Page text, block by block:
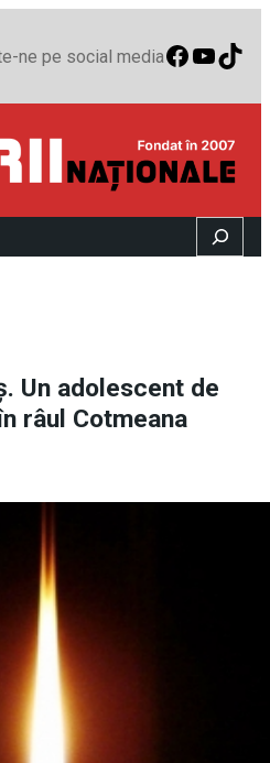
ne pe social media
Search
Un adolescent de
râul Cotmeana